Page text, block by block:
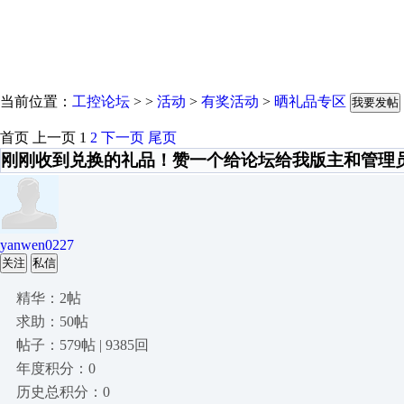
当前位置： 工控论坛 > > 活动 > 有奖活动 > 晒礼品专区 我要发帖
首页 上一页 1 2 下一页 尾页
刚刚收到兑换的礼品！赞一个给论坛给我版主和管理
yanwen0227
关注 私信
精华：2帖
求助：50帖
帖子：579帖 | 9385回
年度积分：0
历史总积分：0